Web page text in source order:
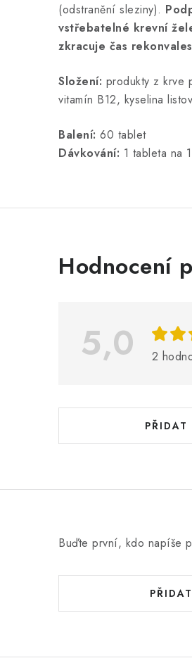
(odstranění sleziny).
vstřebatelné krevní
zkracuje čas
Složení: produkty z krve
vitamín B12, kyselina
Balení: 60 tablet
Dávkování: 1 tableta na
Hodnocení
5,0 2
V
o
n
c
n
Buďte první, kdo napíše